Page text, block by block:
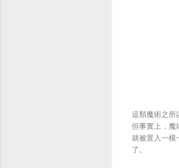
這類魔術之所
但事實上，魔
就被置入一模
了。